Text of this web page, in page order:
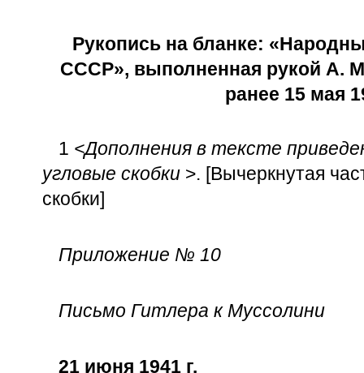
Рукопись на бланке:
СССР», выполненная рукой А.
ранее 15 мая
1 <Дополнения в тексте
угловые скобки >. [Вычеркнутая
скобки]
Приложение № 10
Пиcьмо Гитлера к Муссолини
21 июня 1941 г.